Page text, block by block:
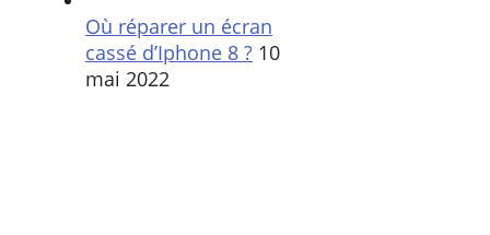
Où réparer un écran
cassé d’Iphone 8 ? 10
mai 2022